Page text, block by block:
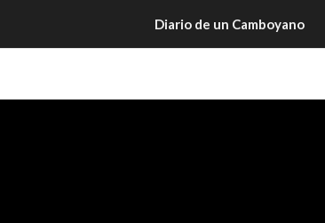
Diario de un Camboyano